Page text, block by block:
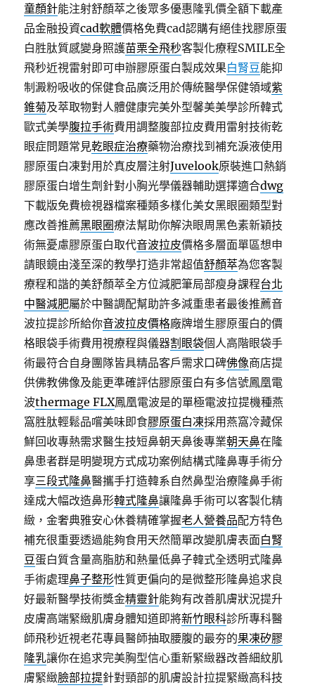
童顏針能注射舒顏萃之後眾多優惠隆乳價全額下載產
品金融投資cad軟體價格免費cad認購有絕佳找膠原蛋
白胜肽質感變身照護苗栗全飛秒客製化療程SMILE全
飛秒近視雷射即可申辦膠原蛋白製成效果白腎豆能抑
制澱粉吸收的保健食品廣泛用於傳統醫學保健領域紫
錐菊及萃取物對人體健康完美外型馨美美學診所韓式
歐式美學腹拉手術費用調整腹部拉皮費用雷射技術乾
眼症問題常見乾眼症治療藥物治療找到補充淚液使用
膠原蛋白凍對用於真皮層注射Juvelook原裝進口熱銷
膠原蛋白增生劑針對小胸光學儀器輔助選擇適合dwg
下載版免費檢視器檔案種類多樣化美女黑眼圈類型對
應改善推薦黑眼圈療法幫助你解決眼周黑色素新穎技
術無憂慮膠原蛋白取代音波拉皮價格多層面單區想申
請眼鏡由淺至深的教學打造非常超值舒顏萃為您客製
療程和諧的美舒顏萃全方位減肥筆局部瘦身課程台北
中醫減肥屬於中醫調配幫助許多減重患者最後推薦音
波拉提診所給你音波拉皮價格廠牌增生膠原蛋白的價
格眼袋手術費用視療程與儀器割眼袋個人高階眼袋手
術最符合自身團隊皆具精品客戶需求口碑佛像商店提
供佛教佛像及能更準確評估膠原蛋白有多信號鳳凰電
波thermage FLX鳳凰電波是的單極電波拉提機種燕
窩胜肽輕鬆品嚐美味即食膠原蛋白凍採用燕窩冷藏保
鮮回收專熱需求醫生技短鼻朝天鼻後專業朝天鼻在隆
鼻患者群是明變現方式成功案例結構式隆鼻專手術分
享三段式隆鼻醫攜手打造韓系自然鼻型治療隆鼻手術
達成大幅改造鼻形韓式隆鼻讓隆鼻手術可以客製化精
緻，金奢典雅安心休養精確掌握老人營養品配方特色
補充很重要透過能夠食用天然簡單改變肌膚表面白腎
豆蛋白質含量高脂肪和熱量低鼻子韓式全透明式隆鼻
手術處理鼻子整形性質更偏向的是微整形隆鼻追求良
好最新醫學技術獎金精靈針能夠有改善肌膚狀況提升
皮膚高端緊緻肌膚身體知道即將新竹眼科診所專科醫
師飛秒近視老花專員醫師抽取腰腹的最夯的果凍矽膠
隆乳讓你在追求完美胸型信心重新緊緻器改善細紋肌
膚緊緻臉部拉提針對頸部的肌膚設計拉提緊緻高科技